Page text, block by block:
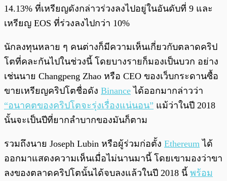
14.13% ที่เหรียญดังกล่าวร่วงลงไปอยู่ในอันดับที่ 9 และ
เหรียญ EOS ที่ร่วงลงไปกว่า 10%
นักลงทุนหลาย ๆ คนต่างก็มีความเห็นเกี่ยวกับตลาดคริป
โตที่คละกันไปในช่วงนี้ โดยบางรายก็มองเป็นบวก อย่าง
เช่นนาย Changpeng Zhao หรือ CEO ของเว็บกระดานซื้อ
ขายเหรียญคริปโตชื่อดัง Binance ได้ออกมากล่าวว่า
“อนาคตของคริปโตจะรุ่งเรื่องแน่นอน” แม้ว่าในปี 2018
นั้นจะเป็นปีที่ยากลำบากของมันก็ตาม
รวมถึงนาย Joseph Lubin หรือผู้ร่วมก่อตั้ง Ethereum ได้
ออกมาแสดงความเห็นเมื่อไม่นานมานี้ โดยเขามองว่าขา
ลงของตลาดคริปโตนั้นได้จบลงแล้วในปี 2018 นี้ พร้อม